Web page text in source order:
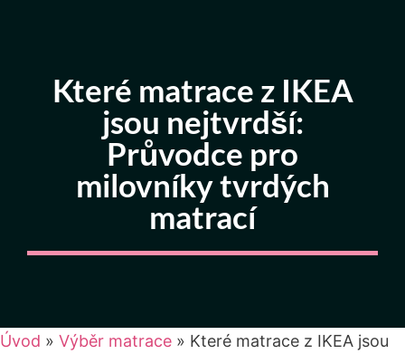
Které matrace z IKEA
jsou nejtvrdší:
Průvodce pro
milovníky tvrdých
matrací
Úvod » Výběr matrace » Které matrace z IKEA jsou